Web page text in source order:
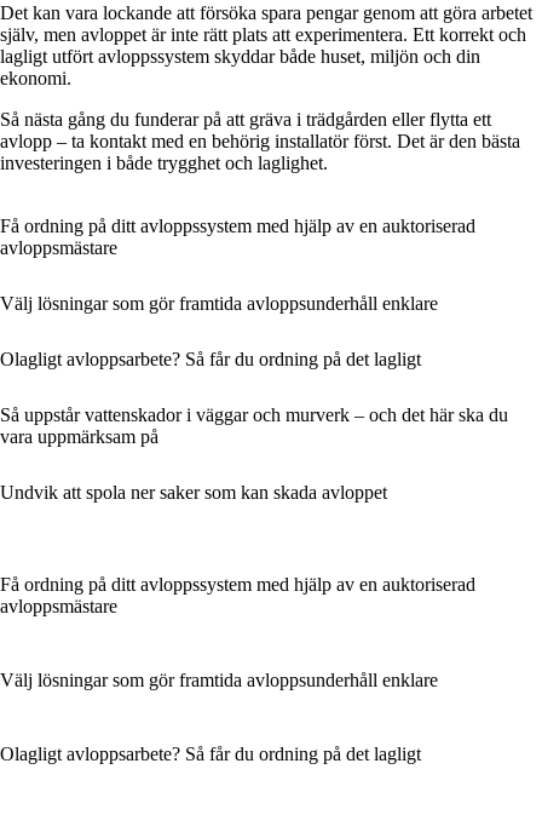
Det kan vara lockande att försöka spara pengar genom att göra arbetet
själv, men avloppet är inte rätt plats att experimentera. Ett korrekt och
lagligt utfört avloppssystem skyddar både huset, miljön och din
ekonomi.
Så nästa gång du funderar på att gräva i trädgården eller flytta ett
avlopp – ta kontakt med en behörig installatör först. Det är den bästa
investeringen i både trygghet och laglighet.
Få ordning på ditt avloppssystem med hjälp av en auktoriserad
avloppsmästare
Välj lösningar som gör framtida avloppsunderhåll enklare
Olagligt avloppsarbete? Så får du ordning på det lagligt
Så uppstår vattenskador i väggar och murverk – och det här ska du
vara uppmärksam på
Undvik att spola ner saker som kan skada avloppet
Få ordning på ditt avloppssystem med hjälp av en auktoriserad
avloppsmästare
Välj lösningar som gör framtida avloppsunderhåll enklare
Olagligt avloppsarbete? Så får du ordning på det lagligt